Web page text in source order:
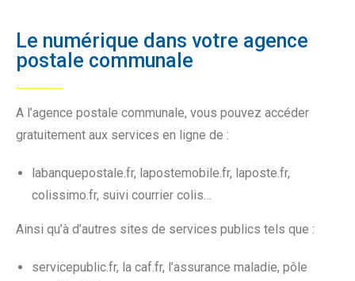
Le numérique dans votre agence
postale communale
A l’agence postale communale, vous pouvez accéder
gratuitement aux services en ligne de :
labanquepostale.fr, lapostemobile.fr, laposte.fr,
colissimo.fr, suivi courrier colis…
Ainsi qu’à d’autres sites de services publics tels que :
servicepublic.fr, la caf.fr, l’assurance maladie, pôle